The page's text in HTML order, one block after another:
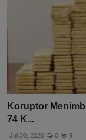
Koruptor
74 K...
Jul 30, 2026 0 9